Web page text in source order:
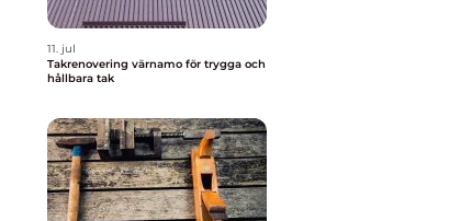
11. jul
Takrenovering värnamo för trygga och
hållbara tak